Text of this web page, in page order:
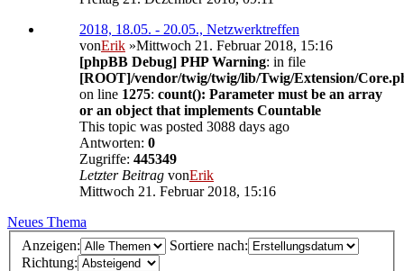
2018, 18.05. - 20.05., Netzwerktreffen
vonErik »Mittwoch 21. Februar 2018, 15:16
[phpBB Debug] PHP Warning: in file
[ROOT]/vendor/twig/twig/lib/Twig/Extension/
on line 1275: count(): Parameter must be an array
or an object that implements Countable
This topic was posted 3088 days ago
Antworten: 0
Zugriffe: 445349
Letzter Beitrag vonErik
Mittwoch 21. Februar 2018, 15:16
Neues Thema
Anzeigen:
Sortiere nach:
Richtung: